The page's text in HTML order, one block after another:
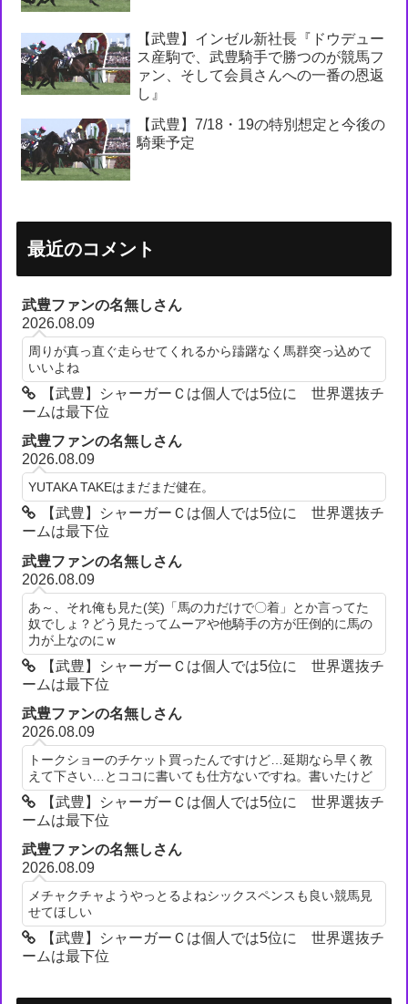
【武豊】インゼル新社長『ドウデュー
ス産駒で、武豊騎手で勝つのが競馬フ
ァン、そして会員さんへの一番の恩返
し』
【武豊】7/18・19の特別想定と今後の
騎乗予定
最近のコメント
武豊ファンの名無しさん
2026.08.09
周りが真っ直ぐ走らせてくれるから躊躇なく馬群突っ込めて
いいよね
【武豊】シャーガーＣは個人では5位に 世界選抜チ
ームは最下位
武豊ファンの名無しさん
2026.08.09
YUTAKA TAKEはまだまだ健在。
【武豊】シャーガーＣは個人では5位に 世界選抜チ
ームは最下位
武豊ファンの名無しさん
2026.08.09
あ～、それ俺も見た(笑)「馬の力だけで〇着」とか言ってた
奴でしょ？どう見たってムーアや他騎手の方が圧倒的に馬の
力が上なのにｗ
【武豊】シャーガーＣは個人では5位に 世界選抜チ
ームは最下位
武豊ファンの名無しさん
2026.08.09
トークショーのチケット買ったんですけど…延期なら早く教
えて下さい…とココに書いても仕方ないですね。書いたけど
【武豊】シャーガーＣは個人では5位に 世界選抜チ
ームは最下位
武豊ファンの名無しさん
2026.08.09
メチャクチャようやっとるよねシックスペンスも良い競馬見
せてほしい
【武豊】シャーガーＣは個人では5位に 世界選抜チ
ームは最下位